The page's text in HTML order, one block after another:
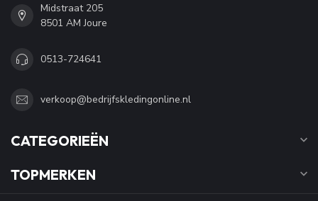
Midstraat 205
8501 AM Joure
0513-724641
verkoop@bedrijfskledingonline.nl
CATEGORIEËN
TOPMERKEN